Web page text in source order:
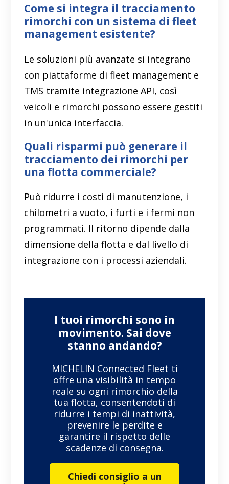
Come si integra il tracciamento
rimorchi con un sistema di fleet
management esistente?
Le soluzioni più avanzate si integrano
con piattaforme di fleet management e
TMS tramite integrazione API, così
veicoli e rimorchi possono essere gestiti
in un'unica interfaccia.
Quali risparmi può generare il
tracciamento dei rimorchi per
una flotta commerciale?
Può ridurre i costi di manutenzione, i
chilometri a vuoto, i furti e i fermi non
programmati. Il ritorno dipende dalla
dimensione della flotta e dal livello di
integrazione con i processi aziendali.
I tuoi rimorchi sono in
movimento. Sai dove
stanno andando?
MICHELIN Connected Fleet ti
offre una visibilità in tempo
reale su ogni rimorchio della
tua flotta, consentendoti di
ridurre i tempi di inattività,
prevenire le perdite e
garantire il rispetto delle
scadenze di consegna.
Chiedi consiglio a un